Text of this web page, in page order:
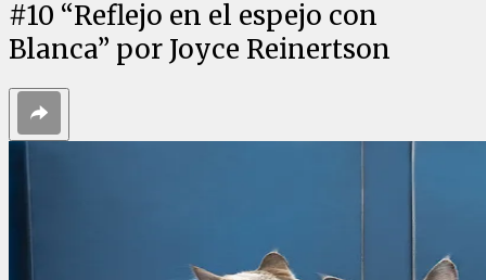
#10 “Reflejo en el espejo con
Blanca” por Joyce Reinertson